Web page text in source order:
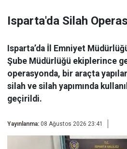
Isparta'da Silah
Isparta’da İl Emniyet
Şube Müdürlüğü ekiplerince
operasyonda, bir araçta
silah ve silah yapımında
geçirildi.
Yayınlanma: 08 Ağustos 2026 23:41